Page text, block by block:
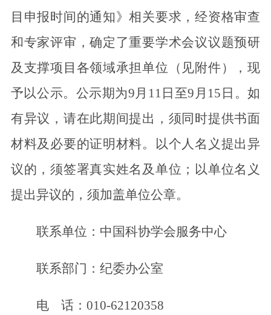
目申报时间的通知》相关要求，经资格审查
和专家评审，确定了重要学术会议议题预研
及支撑项目各领域承担单位（见附件），现
予以公示。公示期为9月11日至9月15日。如
有异议，请在此期间提出，须同时提供书面
材料及必要的证明材料。以个人名义提出异
议的，须签署真实姓名及单位；以单位名义
提出异议的，须加盖单位公章。
联系单位：中国科协学会服务中心
联系部门：纪委办公室
电 话：010-62120358